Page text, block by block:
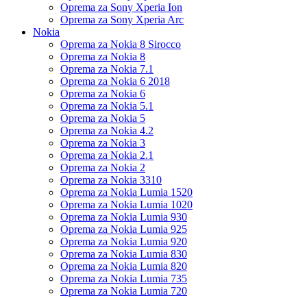
Oprema za Sony Xperia Ion
Oprema za Sony Xperia Arc
Nokia
Oprema za Nokia 8 Sirocco
Oprema za Nokia 8
Oprema za Nokia 7.1
Oprema za Nokia 6 2018
Oprema za Nokia 6
Oprema za Nokia 5.1
Oprema za Nokia 5
Oprema za Nokia 4.2
Oprema za Nokia 3
Oprema za Nokia 2.1
Oprema za Nokia 2
Oprema za Nokia 3310
Oprema za Nokia Lumia 1520
Oprema za Nokia Lumia 1020
Oprema za Nokia Lumia 930
Oprema za Nokia Lumia 925
Oprema za Nokia Lumia 920
Oprema za Nokia Lumia 830
Oprema za Nokia Lumia 820
Oprema za Nokia Lumia 735
Oprema za Nokia Lumia 720